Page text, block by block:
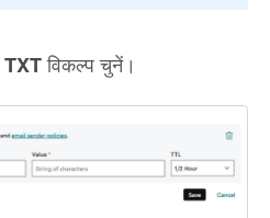
TXTविकल्प चुनें।